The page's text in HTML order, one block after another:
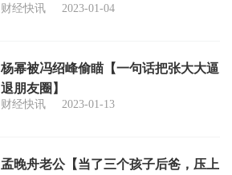
财经快讯 2023-01-04
杨幂被冯绍峰偷瞄【一句话把张大大逼
退朋友圈】
财经快讯 2023-01-13
孟晚舟老公【当了三个孩子后爸，压上